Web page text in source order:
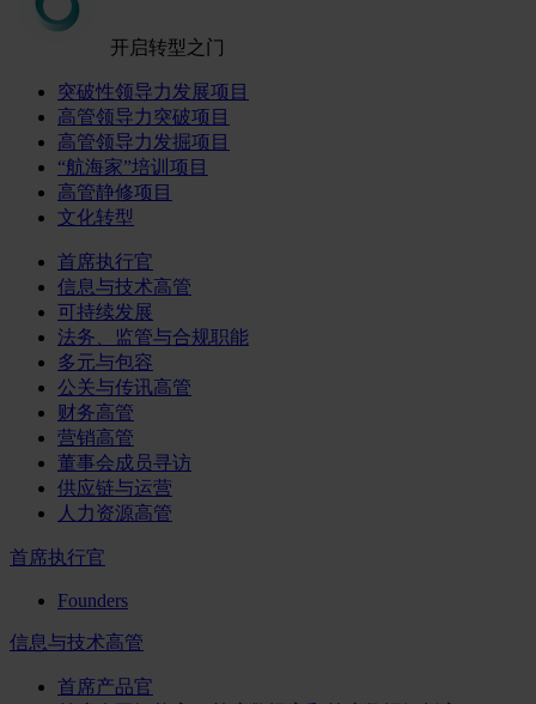
开启转型之门
突破性领导力发展项目
高管领导力突破项目
高管领导力发掘项目
“航海家”培训项目
高管静修项目
文化转型
首席执行官
信息与技术高管
可持续发展
法务、监管与合规职能
多元与包容
公关与传讯高管
财务高管
营销高管
董事会成员寻访
供应链与运营
人力资源高管
首席执行官
Founders
信息与技术高管
首席产品官